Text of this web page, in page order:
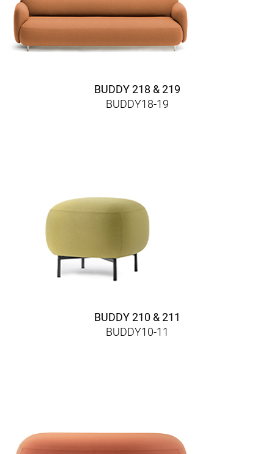
BUDDY 218 & 219
BUDDY18-19
BUDDY 210 & 211
BUDDY10-11